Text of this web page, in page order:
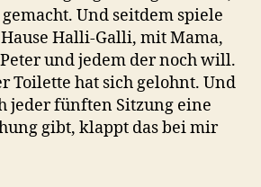
Und seitdem spiele
Halli-Galli, mit Mama,
Peter und jedem der noch will.
Toilette hat sich gelohnt. Und
jeder fünften Sitzung eine
gibt, klappt das bei mir